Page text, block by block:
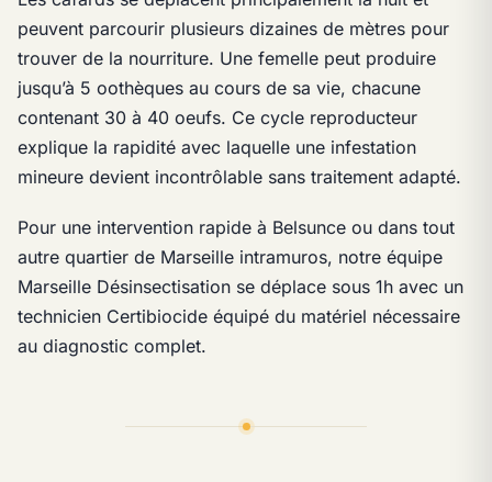
peuvent parcourir plusieurs dizaines de mètres pour
trouver de la nourriture. Une femelle peut produire
jusqu’à 5 oothèques au cours de sa vie, chacune
contenant 30 à 40 oeufs. Ce cycle reproducteur
explique la rapidité avec laquelle une infestation
mineure devient incontrôlable sans traitement adapté.
Pour une intervention rapide à Belsunce ou dans tout
autre quartier de Marseille intramuros, notre équipe
Marseille Désinsectisation se déplace sous 1h avec un
technicien Certibiocide équipé du matériel nécessaire
au diagnostic complet.